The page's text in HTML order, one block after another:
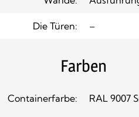
Die Türen: –
Farben
Containerfarbe: RAL 9007